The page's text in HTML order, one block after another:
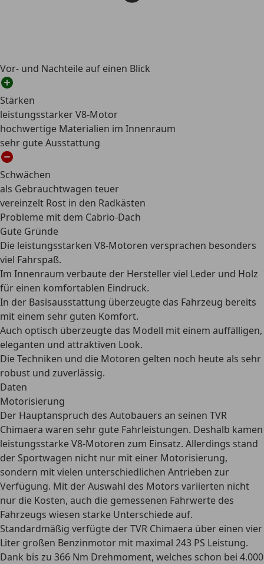
Vor- und Nachteile auf einen Blick
Stärken
leistungsstarker V8-Motor
hochwertige Materialien im Innenraum
sehr gute Ausstattung
Schwächen
als Gebrauchtwagen teuer
vereinzelt Rost in den Radkästen
Probleme mit dem Cabrio-Dach
Gute Gründe
Die leistungsstarken V8-Motoren versprachen besonders
viel Fahrspaß.
Im Innenraum verbaute der Hersteller viel Leder und Holz
für einen komfortablen Eindruck.
In der Basisausstattung überzeugte das Fahrzeug bereits
mit einem sehr guten Komfort.
Auch optisch überzeugte das Modell mit einem auffälligen,
eleganten und attraktiven Look.
Die Techniken und die Motoren gelten noch heute als sehr
robust und zuverlässig.
Daten
Motorisierung
Der Hauptanspruch des Autobauers an seinen TVR
Chimaera waren sehr gute Fahrleistungen. Deshalb kamen
leistungsstarke V8-Motoren zum Einsatz. Allerdings stand
der Sportwagen nicht nur mit einer Motorisierung,
sondern mitvielen unterschiedlichen Antrieben zur
Verfügung. Mit der Auswahl des Motors variierten nicht
nur die Kosten, auch die gemessenen Fahrwerte des
Fahrzeugs wiesen starke Unterschiede auf.
Standardmäßig verfügte der TVR Chimaera über einen vier
Liter großen Benzinmotor mit maximal 243 PS Leistung.
Dank bis zu 366 Nm Drehmoment, welches schon bei 4.000